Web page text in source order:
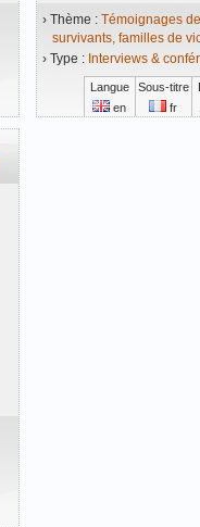
› Thème : Témoignages
survivants, familles de
› Type : Interviews &
Langue Sous-titre
en
fr